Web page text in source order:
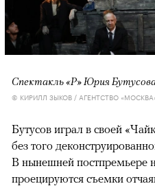
Спектакль «Р» Юрия
© КИРИЛЛ ЗЫКОВ / АГЕНТСТВО
Бутусов играл в своей
без того
В нынешней постпремьере
проецируются съемки